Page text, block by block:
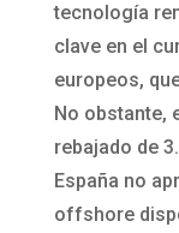
tecnología
clave en el
europeos,
No obstante,
rebajado de
España no
offshore